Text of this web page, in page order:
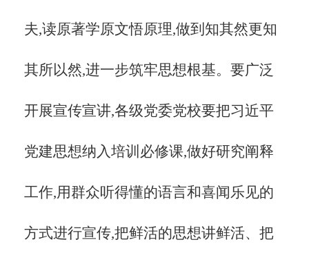
夫,读原著学原文悟原理,做到知其然更知
其所以然,进一步筑牢思想根基。要广泛
开展宣传宣讲,各级党委党校要把习近平
党建思想纳入培训必修课,做好研究阐释
工作,用群众听得懂的语言和喜闻乐见的
方式进行宣传,把鲜活的思想讲鲜活、把